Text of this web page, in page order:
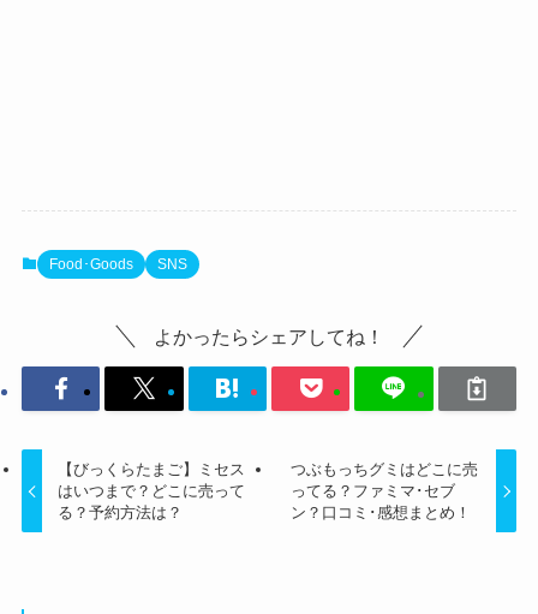
Food･Goods SNS
よかったらシェアしてね！
【びっくらたまご】ミセス
はいつまで？どこに売って
る？予約方法は？
つぶもっちグミはどこに売
ってる？ファミマ･セブ
ン？口コミ･感想まとめ！